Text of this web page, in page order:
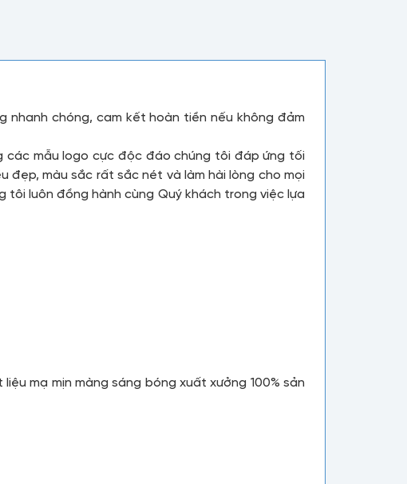
nhanh chóng, cam kết hoàn tiền nếu không đảm
các mẫu logo cực độc đáo chúng tôi đáp ứng tối
đẹp, màu sắc rất sắc nét và làm hài lòng cho mọi
tôi luôn đồng hành cùng Quý khách trong việc lựa
mạ mịn màng sáng bóng xuất xưởng 100% sản